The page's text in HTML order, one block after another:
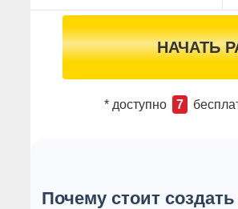
НАЧАТЬ
* доступно 7
Почему стоит